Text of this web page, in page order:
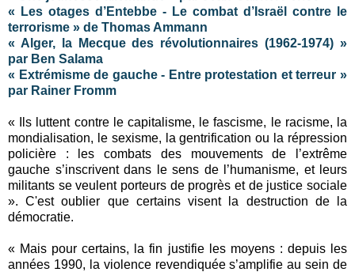
« Les otages d’Entebbe - Le combat d’Israël contre le
terrorisme » de Thomas Ammann
« Alger, la Mecque des révolutionnaires (1962-1974) »
par Ben Salama
« Extrémisme de gauche - Entre protestation et terreur »
par Rainer Fromm
« Ils luttent contre le capitalisme, le fascisme, le racisme, la
mondialisation, le sexisme, la gentrification ou la répression
policière : les combats des mouvements de l’extrême
gauche s’inscrivent dans le sens de l’humanisme, et leurs
militants se veulent porteurs de progrès et de justice sociale
». C'est oublier que certains visent la destruction de la
démocratie.
« Mais pour certains, la fin justifie les moyens : depuis les
années 1990, la violence revendiquée s’amplifie au sein de